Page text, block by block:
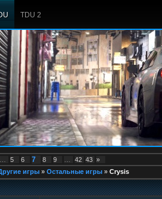
TDU 2
5 6 7 8 9 42 43 »
игры » Остальные игры » Crysis